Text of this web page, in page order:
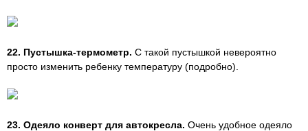
22. Пустышка-термометр. С такой пустышкой невероятно
просто изменить ребенку температуру (подробно).
23. Одеяло конверт для автокресла. Очень удобное одеяло